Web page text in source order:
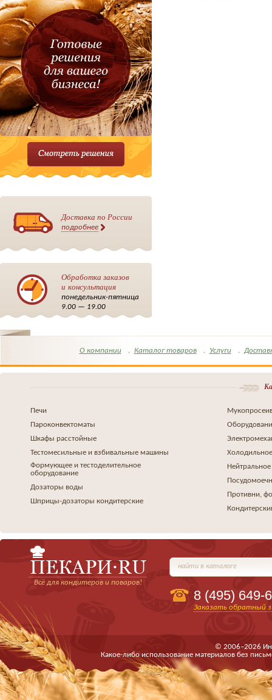
Доставка по России
подробнее
Обработка заказов
и консультация
понедельник-пятница
9.00 — 19.00
О компании Каталог товаров Услуги
Печи
Пароконвектоматы
Шкафы расстойные
Тестомесильные и взбивальные машины
Формующее и тестоделительное
оборудование
Дозаторы воды
Шприцы-дозаторы кондитерские
Противни,
Всё для кондитеров и поваров!
найти в каталоге
8 (495) 649-
Заказать обратный
© 2006–2026
Какое-либо использование материалов без